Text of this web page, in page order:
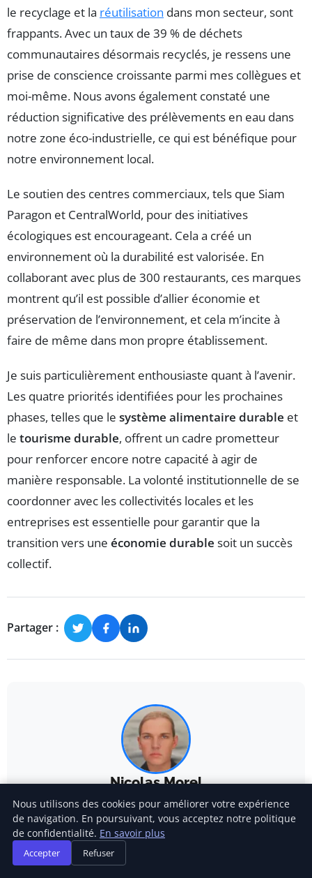
le recyclage et la réutilisation dans mon secteur, sont
frappants. Avec un taux de 39 % de déchets
communautaires désormais recyclés, je ressens une
prise de conscience croissante parmi mes collègues et
moi-même. Nous avons également constaté une
réduction significative des prélèvements en eau dans
notre zone éco-industrielle, ce qui est bénéfique pour
notre environnement local.
Le soutien des centres commerciaux, tels que Siam
Paragon et CentralWorld, pour des initiatives
écologiques est encourageant. Cela a créé un
environnement où la durabilité est valorisée. En
collaborant avec plus de 300 restaurants, ces marques
montrent qu’il est possible d’allier économie et
préservation de l’environnement, et cela m’incite à
faire de même dans mon propre établissement.
Je suis particulièrement enthousiaste quant à l’avenir.
Les quatre priorités identifiées pour les prochaines
phases, telles que le système alimentaire durable et
le tourisme durable, offrent un cadre prometteur
pour renforcer encore notre capacité à agir de
manière responsable. La volonté institutionnelle de se
coordonner avec les collectivités locales et les
entreprises est essentielle pour garantir que la
transition vers une économie durable soit un succès
collectif.
Partager :
Nicolas Morel
Nicolas Morel couvre depuis une quinzaine d’années
les enjeux climatiques et les politiques de
développement durable, enquêtant sur l’adaptation
des territoires et la transition énergétique. Ses
reportages l’ont mené sur plusieurs continents pour
Nous utilisons des cookies pour améliorer votre expérience
de navigation. En poursuivant, vous acceptez notre politique
de confidentialité. En savoir plus
Accepter Refuser